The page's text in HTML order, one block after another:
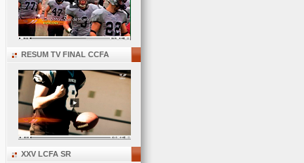
RESUM TV FINAL CCFA
XXV LCFA SR